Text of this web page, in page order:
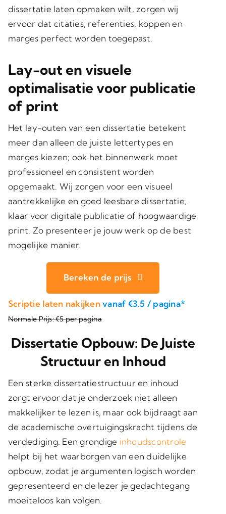
dissertatie laten opmaken wilt, zorgen wij
ervoor dat citaties, referenties, koppen en
marges perfect worden toegepast.
Lay-out en visuele
optimalisatie voor publicatie
of print
Het lay-outen van een dissertatie betekent
meer dan alleen de juiste lettertypes en
marges kiezen; ook het binnenwerk moet
professioneel en consistent worden
opgemaakt. Wij zorgen voor een visueel
aantrekkelijke en goed leesbare dissertatie,
klaar voor digitale publicatie of hoogwaardige
print. Zo presenteer je jouw werk op de best
mogelijke manier.
Bereken de prijs
Scriptie laten nakijkenvanaf €3.5 / pagina*
Normale Prijs: €5 per pagina
Dissertatie Opbouw: De Juiste
Structuur en Inhoud
Een sterke dissertatiestructuur en inhoud
zorgt ervoor dat je onderzoek niet alleen
makkelijker te lezen is, maar ook bijdraagt aan
de academische overtuigingskracht tijdens de
verdediging. Een grondige inhoudscontrole
helpt bij het waarborgen van een duidelijke
opbouw, zodat je argumenten logisch worden
gepresenteerd en de lezer je gedachtegang
moeiteloos kan volgen.